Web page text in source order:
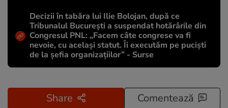
Decizii în tabăra lui Ilie Bolojan, după ce
Tribunalul București a suspendat hotărârile din
Congresul PNL: „Facem câte congrese va fi
nevoie, cu același statut. Îi executăm pe puciști
de la șefia organizațiilor” - Surse
Share Comentează